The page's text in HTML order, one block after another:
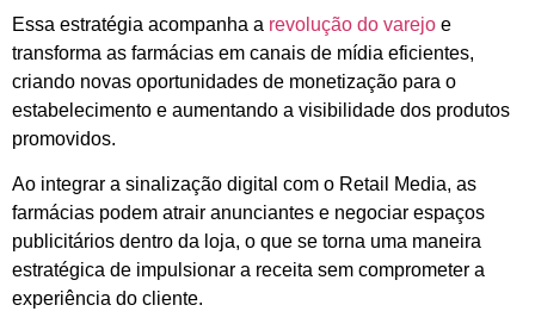
Essa estratégia acompanha a revolução do varejo e
transforma as farmácias em canais de mídia eficientes,
criando novas oportunidades de monetização para o
estabelecimento e aumentando a visibilidade dos produtos
promovidos.
Ao integrar a sinalização digital com o Retail Media, as
farmácias podem atrair anunciantes e negociar espaços
publicitários dentro da loja, o que se torna uma maneira
estratégica de impulsionar a receita sem comprometer a
experiência do cliente.